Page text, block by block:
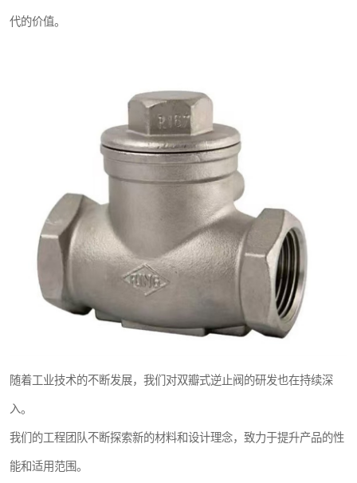
代的价值。
随着工业技术的不断发展，我们对双瓣式逆止阀的研发也在持续深
入。
我们的工程团队不断探索新的材料和设计理念，致力于提升产品的性
能和适用范围。